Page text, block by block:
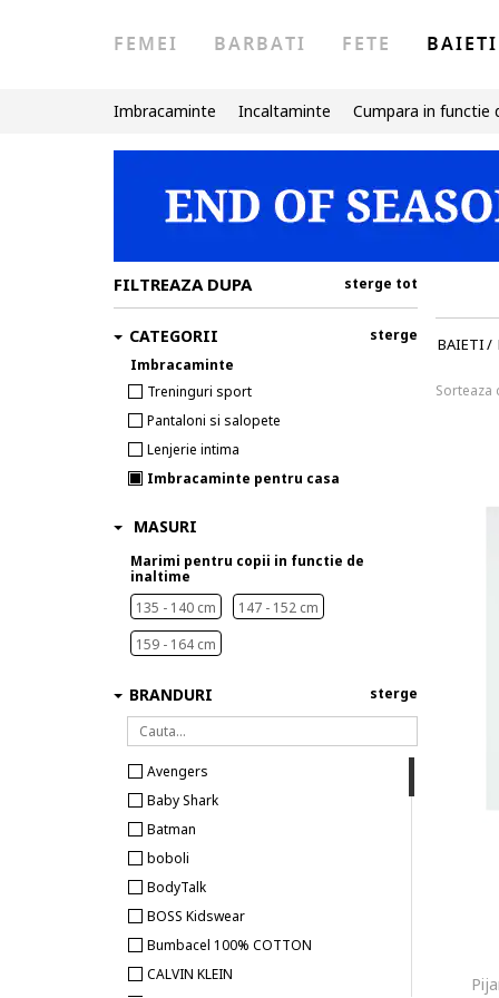
FEMEI BARBATI FETE BAIETI
Imbracaminte Incaltaminte Cumpara in functie
BAIETI/
Sorteaza
FILTREAZA DUPA sterge tot
CATEGORII
Imbracaminte
Treninguri sport
Pantaloni si salopete
Lenjerie intima
Imbracaminte pentru casa
sterge
MASURI
Marimi pentru copii in functie de
inaltime
135 - 140 cm
147 - 152 cm
159 - 164 cm
BRANDURI
Avengers
Baby Shark
Batman
boboli
BodyTalk
BOSS Kidswear
Bumbacel 100% COTTON
CALVIN KLEIN
sterge